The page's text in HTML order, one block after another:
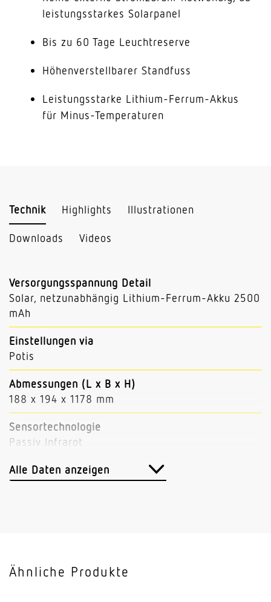
leistungsstarkes Solarpanel
Bis zu 60 Tage Leuchtreserve
Höhenverstellbarer Standfuss
Leistungsstarke Lithium-Ferrum-Akkus
für Minus-Temperaturen
Technik Highlights Illustrationen
Downloads Videos
Versorgungsspannung Detail
Solar, netzunabhängig Lithium-Ferrum-Akku 2500
mAh
Einstellungen via
Potis
Abmessungen (L x B x H)
188 x 194 x 1178 mm
Sensortechnologie
Passiv Infrarot
Anwendung, Ort
Außenbereich
Montageort
Alle Daten anzeigen
Ähnliche Produkte